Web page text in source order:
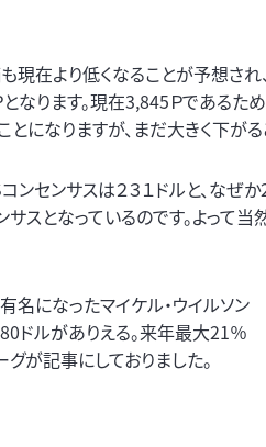
現在より低くなることが予想さ
なります。現在3,845Ｐであるた
になりますが、まだ大きく下がる
ンセンサスは２３１ドルと、な
スとなっているのです。よって
名になったマイケル・ウイルソン
ドルがありえる。来年最大21％
が記事にしておりました。